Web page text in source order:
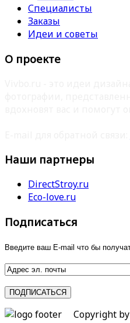
Специалисты
Заказы
Идеи и советы
О проекте
Наши партнеры
DirectStroy.ru
Eco-love.ru
Подписаться
Введите ваш E-mail что бы
Copyright